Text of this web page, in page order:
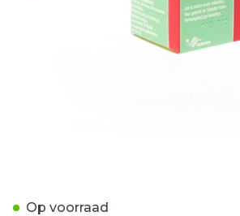
Op voorraad